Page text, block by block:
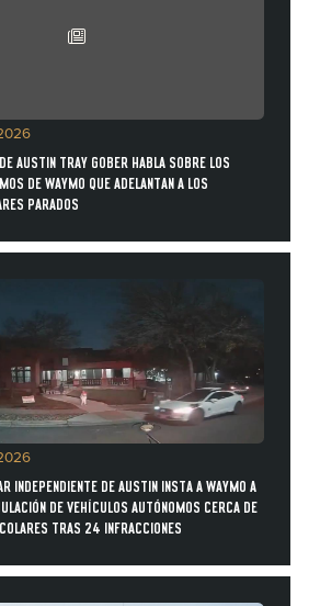
AUSTIN TRAY GOBER HABLA SOBRE LOS
DE WAYMO QUE ADELANTAN A LOS
PARADOS
INDEPENDIENTE DE AUSTIN INSTA A WAYMO A
DE VEHÍCULOS AUTÓNOMOS CERCA DE
TRAS 24 INFRACCIONES